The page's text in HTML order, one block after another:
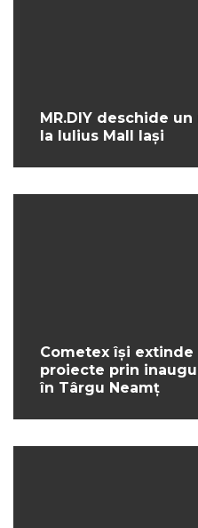
MR.DIY deschide
la Iulius Mall Iași
Cometex își extinde
proiecte prin
în Târgu Neamț